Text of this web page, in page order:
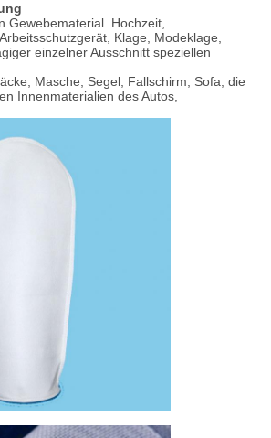
Gewebematerial. Hochzeit,
Klage, Modeklage,
einzelner Ausschnitt speziellen
Masche, Segel, Fallschirm, Sofa, die
Innenmaterialien des Autos,